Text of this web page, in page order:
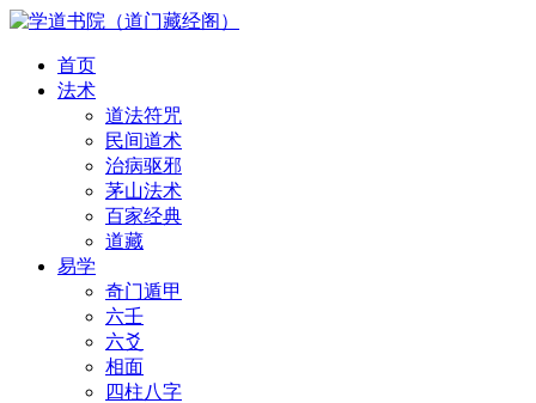
首页
法术
道法符咒
民间道术
治病驱邪
茅山法术
百家经典
道藏
易学
奇门遁甲
六壬
六爻
相面
四柱八字